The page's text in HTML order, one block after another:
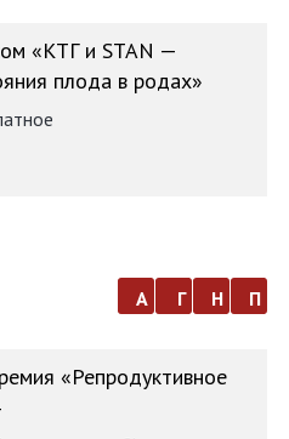
«КТГ и STAN —
плода в родах»
а г н п
«Репродуктивное